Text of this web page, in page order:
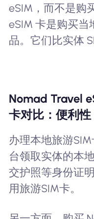
eSIM，而不是购
eSIM 卡是购买当
品。它们比实体
Nomad Travel
卡对比：便利性
办理本地旅游
台领取实体的本
交护照等身份证
用旅游SIM卡。